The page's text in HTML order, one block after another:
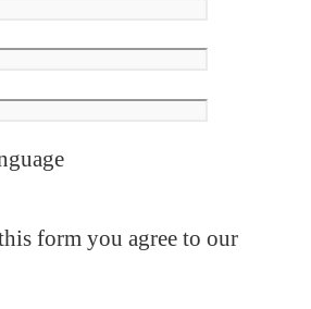
form you agree to our